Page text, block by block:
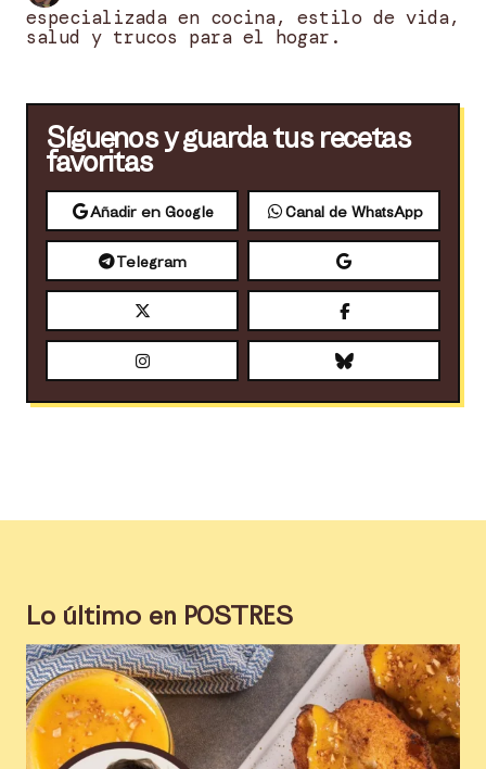
especializada en cocina, estilo de vida,
salud y trucos para el hogar.
Síguenos y guarda tus recetas
favoritas
Añadir en Google Canal de WhatsApp
Telegram
Lo último en POSTRES